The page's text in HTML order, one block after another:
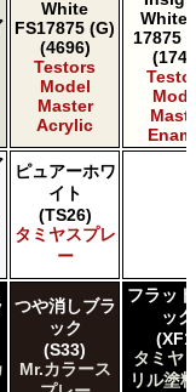
イサー/プライマー
タリック
メタリック 2
ライマー
GX
White
FS17875 (G)
(4696)
Testors
Model
Master
Acrylic
White
17875
ピュアーホワ
イト
(TS26)
タミヤスプレ
ー
つや消しブラ
ック
(S33)
Mr.カラース
フラッ
ック
タミヤ
リル塗